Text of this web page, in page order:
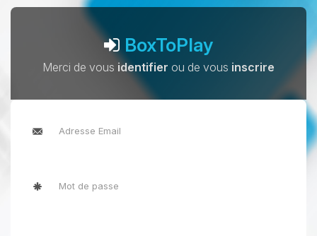
BoxToPlay
Merci de vous identifier ou de vous inscrire